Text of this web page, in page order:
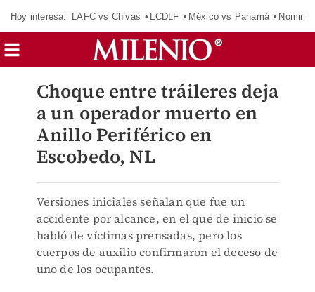
Hoy interesa: LAFC vs Chivas LCDLF México vs Panamá
Choque entre tráileres deja
a un operador muerto en
Anillo Periférico en
Escobedo, NL
Versiones iniciales señalan que fue un
accidente por alcance, en el que de inicio se
habló de víctimas prensadas, pero los
cuerpos de auxilio confirmaron el deceso de
uno de los ocupantes.